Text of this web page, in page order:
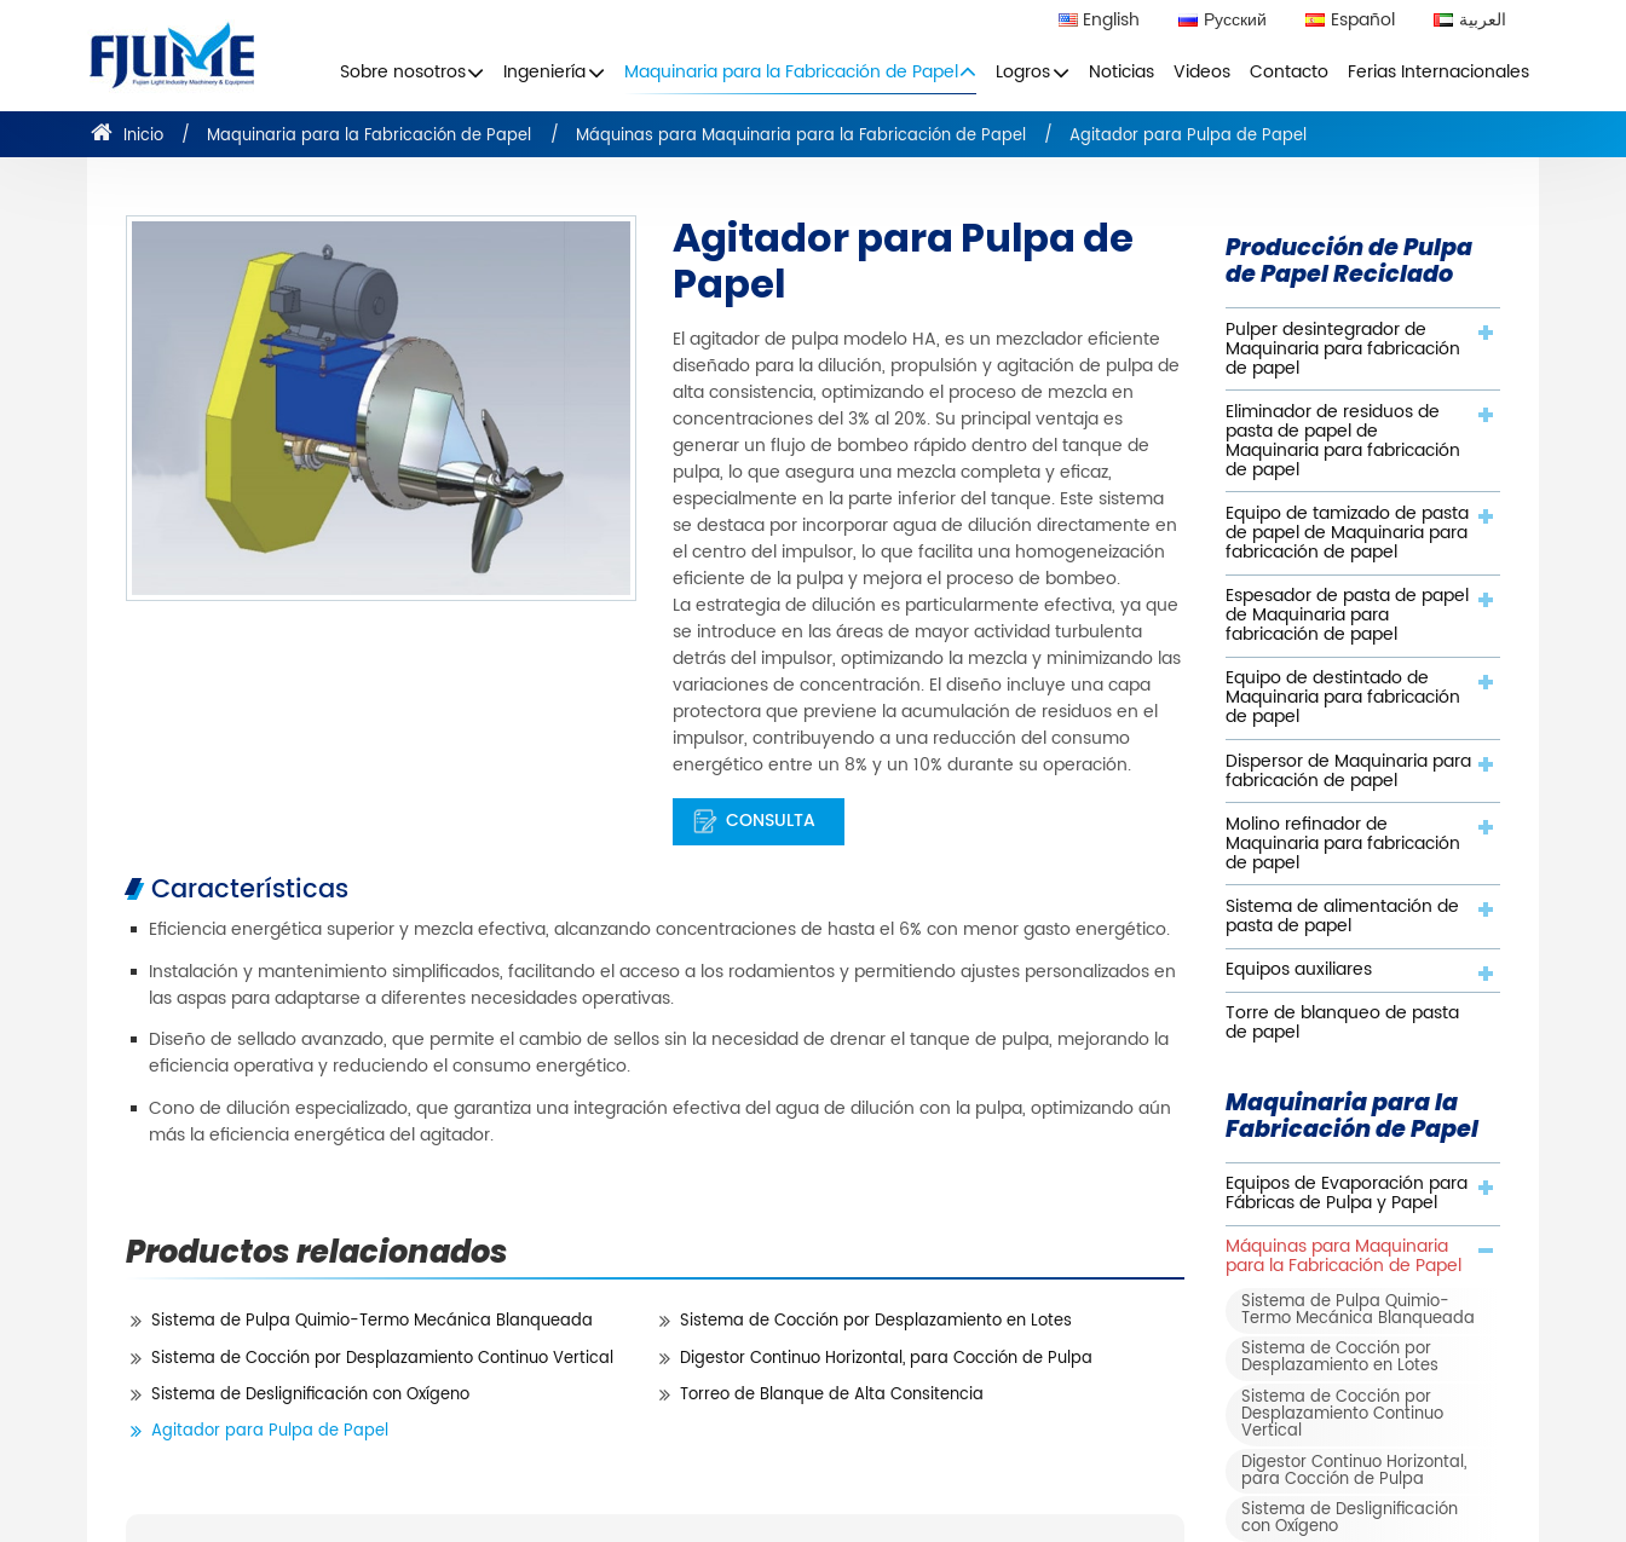
English Русский Español العربية
Sobre nosotros Ingeniería Maquinaria para la Fabricación de Papel Logros Noticias Videos Contacto Ferias Internacionales
Inicio Maquinaria para la Fabricación de Papel Máquinas para Maquinaria para la Fabricación de Papel Agitador para Pulpa de Papel
Agitador para Pulpa de
Papel
El agitador de pulpa modelo HA, es un mezclador eficiente
diseñado para la dilución, propulsión y agitación de pulpa de
alta consistencia, optimizando el proceso de mezcla en
concentraciones del 3% al 20%. Su principal ventaja es
generar un flujo de bombeo rápido dentro del tanque de
pulpa, lo que asegura una mezcla completa y eficaz,
especialmente en la parte inferior del tanque. Este sistema
se destaca por incorporar agua de dilución directamente en
el centro del impulsor, lo que facilita una homogeneización
eficiente de la pulpa y mejora el proceso de bombeo.
La estrategia de dilución es particularmente efectiva, ya que
se introduce en las áreas de mayor actividad turbulenta
detrás del impulsor, optimizando la mezcla y minimizando las
variaciones de concentración. El diseño incluye una capa
protectora que previene la acumulación de residuos en el
impulsor, contribuyendo a una reducción del consumo
energético entre un 8% y un 10% durante su operación.
CONSULTA
Características
Eficiencia energética superior y mezcla efectiva, alcanzando concentraciones de hasta el 6% con menor gasto energético.
Instalación y mantenimiento simplificados, facilitando el acceso a los rodamientos y permitiendo ajustes personalizados en
las aspas para adaptarse a diferentes necesidades operativas.
Diseño de sellado avanzado, que permite el cambio de sellos sin la necesidad de drenar el tanque de pulpa, mejorando la
eficiencia operativa y reduciendo el consumo energético.
Cono de dilución especializado, que garantiza una integración efectiva del agua de dilución con la pulpa, optimizando aún
más la eficiencia energética del agitador.
Productos relacionados
Sistema de Pulpa Quimio-Termo Mecánica Blanqueada
Sistema de Cocción por Desplazamiento en Lotes
Sistema de Cocción por Desplazamiento Continuo Vertical
Digestor Continuo Horizontal, para Cocción de Pulpa
Sistema de Deslignificación con Oxígeno
Torreo de Blanque de Alta Consitencia
Agitador para Pulpa de Papel
Producción de Pulpa
de Papel Reciclado
Pulper desintegrador de
Maquinaria para fabricación
de papel
Eliminador de residuos de
pasta de papel de
Maquinaria para fabricación
de papel
Equipo de tamizado de pasta
de papel de Maquinaria para
fabricación de papel
Espesador de pasta de papel
de Maquinaria para
fabricación de papel
Equipo de destintado de
Maquinaria para fabricación
de papel
Dispersor de Maquinaria para
fabricación de papel
Molino refinador de
Maquinaria para fabricación
de papel
Sistema de alimentación de
pasta de papel
Equipos auxiliares
Torre de blanqueo de pasta
de papel
Maquinaria para la
Fabricación de Papel
Equipos de Evaporación para
Fábricas de Pulpa y Papel
Máquinas para Maquinaria
para la Fabricación de Papel
Sistema de Pulpa Quimio-
Termo Mecánica Blanqueada
Sistema de Cocción por
Desplazamiento en Lotes
Sistema de Cocción por
Desplazamiento Continuo
Vertical
Digestor Continuo Horizontal,
para Cocción de Pulpa
Sistema de Deslignificación
con Oxígeno